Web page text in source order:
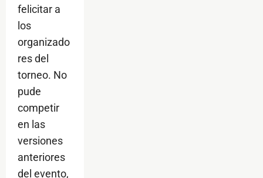
felicitar a
los
organizado
res del
torneo. No
pude
competir
en las
versiones
anteriores
del evento,